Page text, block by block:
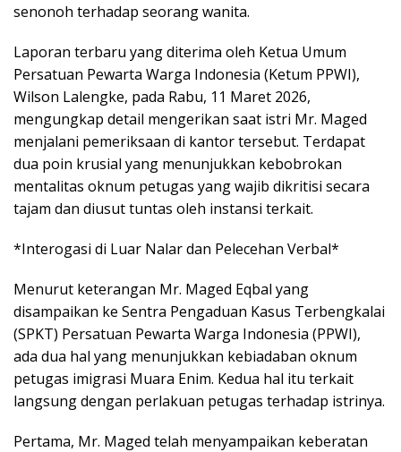
senonoh terhadap seorang wanita.
Laporan terbaru yang diterima oleh Ketua Umum
Persatuan Pewarta Warga Indonesia (Ketum PPWI),
Wilson Lalengke, pada Rabu, 11 Maret 2026,
mengungkap detail mengerikan saat istri Mr. Maged
menjalani pemeriksaan di kantor tersebut. Terdapat
dua poin krusial yang menunjukkan kebobrokan
mentalitas oknum petugas yang wajib dikritisi secara
tajam dan diusut tuntas oleh instansi terkait.
*Interogasi di Luar Nalar dan Pelecehan Verbal*
Menurut keterangan Mr. Maged Eqbal yang
disampaikan ke Sentra Pengaduan Kasus Terbengkalai
(SPKT) Persatuan Pewarta Warga Indonesia (PPWI),
ada dua hal yang menunjukkan kebiadaban oknum
petugas imigrasi Muara Enim. Kedua hal itu terkait
langsung dengan perlakuan petugas terhadap istrinya.
Pertama, Mr. Maged telah menyampaikan keberatan